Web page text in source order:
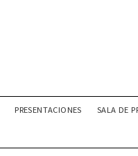
PRESENTACIONES SALA DE